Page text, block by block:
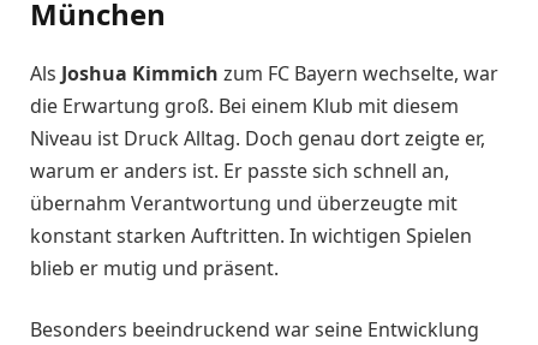
München
Als Joshua Kimmich zum FC Bayern wechselte, war
die Erwartung groß. Bei einem Klub mit diesem
Niveau ist Druck Alltag. Doch genau dort zeigte er,
warum er anders ist. Er passte sich schnell an,
übernahm Verantwortung und überzeugte mit
konstant starken Auftritten. In wichtigen Spielen
blieb er mutig und präsent.
Besonders beeindruckend war seine Entwicklung